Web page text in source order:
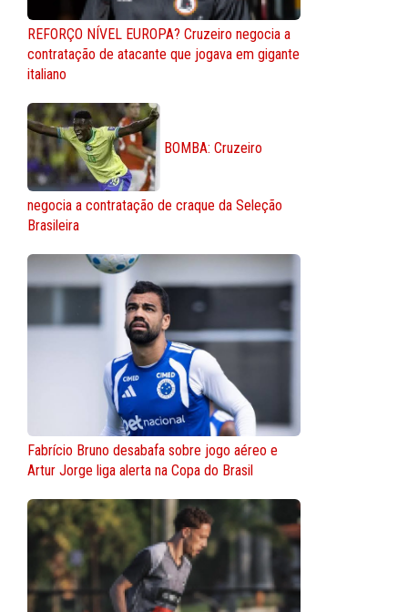
REFORÇO NÍVEL EUROPA? Cruzeiro negocia a
contratação de atacante que jogava em gigante
italiano
BOMBA: Cruzeiro
negocia a contratação de craque da Seleção
Brasileira
Fabrício Bruno desabafa sobre jogo aéreo e
Artur Jorge liga alerta na Copa do Brasil